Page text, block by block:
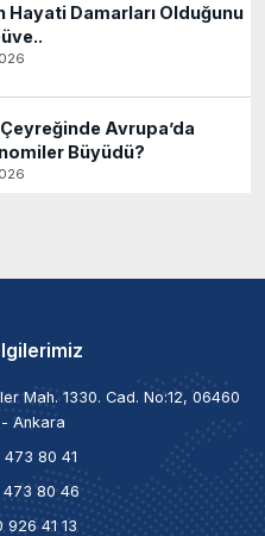
Hayati Damarları Olduğunu
Çeyreğinde Avrupa’da
Büyüdü?
Mah. 1330. Cad. No:12, 06460
Ankara
473 80 41
80 46
926 41 13